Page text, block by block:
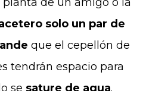
solo un par de
que el cepellón de
tendrán espacio para
se sature de agua.